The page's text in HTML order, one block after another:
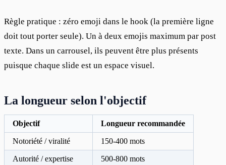
Règle pratique : zéro emoji dans le hook (la première ligne
doit tout porter seule). Un à deux emojis maximum par post
texte. Dans un carrousel, ils peuvent être plus présents
puisque chaque slide est un espace visuel.
La longueur selon l'objectif
Objectif Longueur recommandée
Notoriété / viralité 150-400 mots
Autorité / expertise 500-800 mots